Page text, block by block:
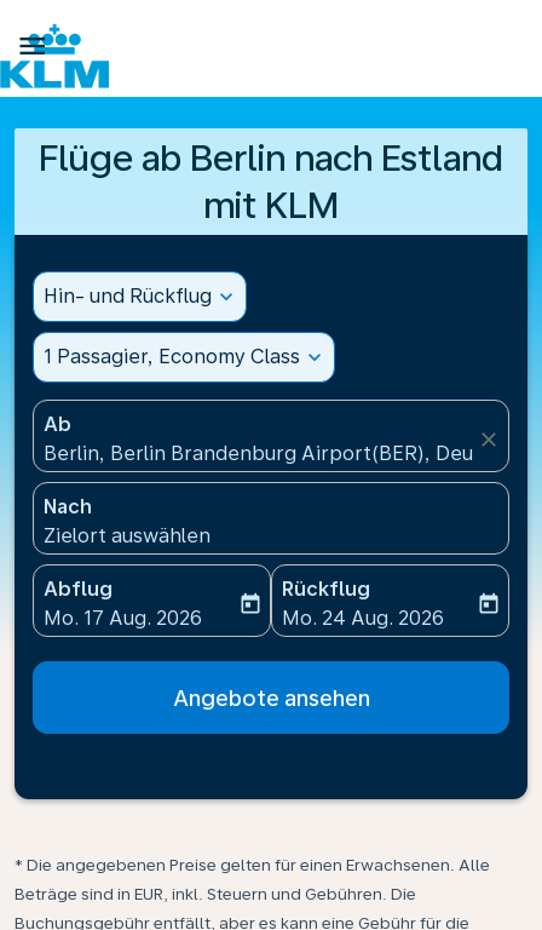

Flüge ab Berlin nach Estland
mit KLM
Hin- und Rückflug expand_more
1 Passagier, Economy Class expand_more
Ab
Berlin, Berlin Brandenburg Airport(BER),
close
Nach
Zielort auswählen
Abflug
fc-booking-departure-date-aria-label
Mo. 17 Aug. 2026
today
Rückflug
fc-booking-return-date-
Mo. 24 Aug. 2026
today
Angebote ansehen
* Die angegebenen Preise gelten für einen Erwachsenen. Alle
Beträge sind in EUR, inkl. Steuern und Gebühren. Die
Buchungsgebühr entfällt, aber es kann eine Gebühr für die